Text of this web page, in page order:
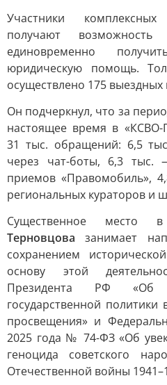
Участники
получают
единовременно
юридическую помощь.
осуществлено 175
Он подчеркнул, что за
настоящее время в «КСВО-
31 тыс. обращений: 6,5
через чат-боты, 6,3 тыс.
приемов «Правомобиль»,
региональных кураторов и
Существенное место
Терновцова занимает
сохранением
основу этой
Президента РФ «Об
государственной политики
просвещения» и
2025 года № 74-ФЗ «Об
геноцида советского
Отечественной войны